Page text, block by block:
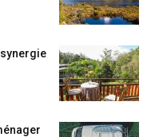
synergie